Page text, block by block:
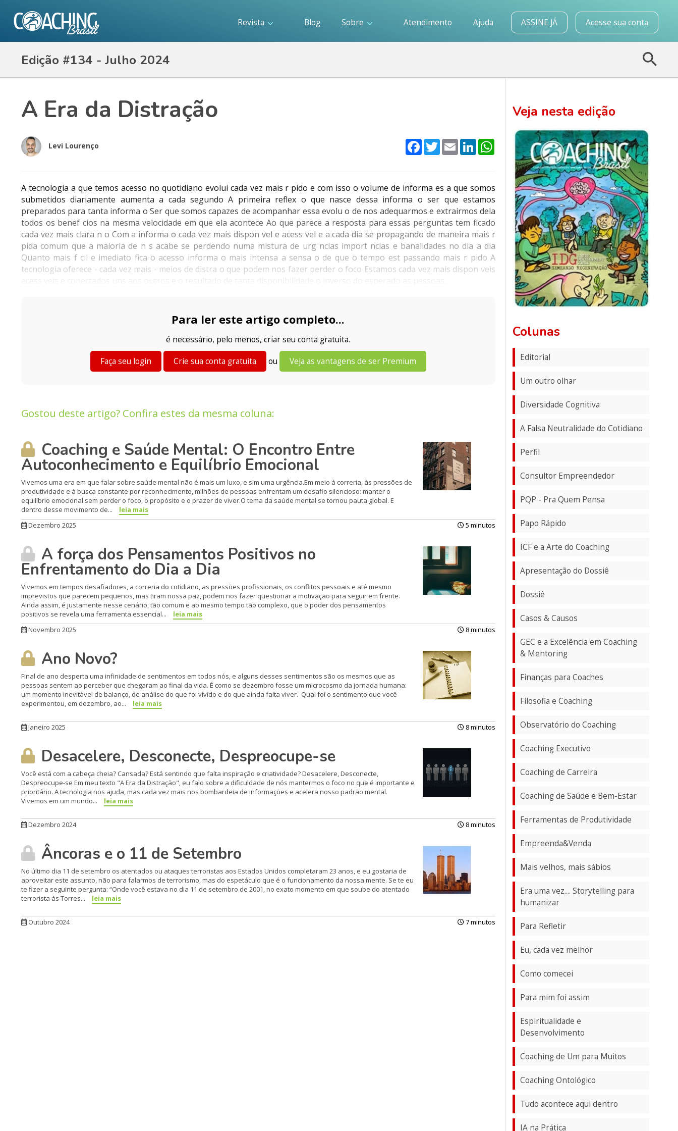
Revista Blog Sobre Atendimento Ajuda ASSINE JÁ Acesse sua conta
Edição #134 - Julho 2024
A Era da Distração
Levi Lourenço Facebook
TwitterEmailLinkedInWhatsApp
A tecnologia a que temos acesso no quotidiano evolui cada vez mais r pido e com isso o volume de informa es a que somos
submetidos diariamente aumenta a cada segundo A primeira reflex o que nasce dessa informa o ser que estamos
preparados para tanta informa o Ser que somos capazes de acompanhar essa evolu o de nos adequarmos e extrairmos dela
todos os benef cios na mesma velocidade em que ela acontece Ao que parece a resposta para essas perguntas tem ficado
cada vez mais clara n o Com a informa o cada vez mais dispon vel e acess vel e a cada dia se propagando de maneira mais r
pida comum que a maioria de n s acabe se perdendo numa mistura de urg ncias import ncias e banalidades no dia a dia
Quanto mais f cil e imediato fica o acesso informa o mais intensa a sensa o de que o tempo est passando mais r pido A
tecnologia oferece - cada vez mais - meios de distra o que podem nos fazer perder o foco Estamos cada vez mais dispon veis
Para ler este artigo completo...
é necessário, pelo menos, criar seu conta gratuita.
Faça seu login Crie sua conta gratuita ou Veja as vantagens de ser Premium
Gostou deste artigo? Confira estes da mesma coluna:
Coaching e Saúde Mental: O Encontro Entre
Autoconhecimento e Equilíbrio Emocional
Vivemos uma era em que falar sobre saúde mental não é mais um luxo, e sim uma urgência.Em meio à correria, às pressões de
produtividade e à busca constante por reconhecimento, milhões de pessoas enfrentam um desafio silencioso: manter o
equilíbrio emocional sem perder o foco, o propósito e o prazer de viver.O tema da saúde mental se tornou pauta global. E
dentro desse movimento de...
leia mais
Dezembro 2025
5 minutos
A força dos Pensamentos Positivos no
Enfrentamento do Dia a Dia
Vivemos em tempos desafiadores, a correria do cotidiano, as pressões profissionais, os conflitos pessoais e até mesmo
imprevistos que parecem pequenos, mas tiram nossa paz, podem nos fazer questionar a motivação para seguir em frente.
Ainda assim, é justamente nesse cenário, tão comum e ao mesmo tempo tão complexo, que o poder dos pensamentos
positivos se revela uma ferramenta essencial...
leia mais
Novembro 2025
8 minutos
Ano Novo?
Final de ano desperta uma infinidade de sentimentos em todos nós, e alguns desses sentimentos são os mesmos que as
pessoas sentem ao perceber que chegaram ao final da vida. É como se dezembro fosse um microcosmo da jornada humana:
um momento inevitável de balanço, de análise do que foi vivido e do que ainda falta viver. Qual foi o sentimento que você
experimentou, em dezembro, ao...
leia mais
Janeiro 2025 8 minutos
Desacelere, Desconecte, Despreocupe-se
Você está com a cabeça cheia? Cansada? Está sentindo que falta inspiração e criatividade? Desacelere, Desconecte,
Despreocupe-se Em meu texto "A Era da Distração", eu falo sobre a dificuldade de nós mantermos o foco no que é importante e
prioritário. A tecnologia nos ajuda, mas cada vez mais nos bombardeia de informações e acelera nosso padrão mental.
Vivemos em um mundo...
leia mais
Dezembro 2024 8 minutos
Âncoras e o 11 de Setembro
No último dia 11 de setembro os atentados ou ataques terroristas aos Estados Unidos completaram 23 anos, e eu gostaria de
aproveitar este assunto, não para falarmos de terrorismo, mas do espetáculo que é o funcionamento da nossa mente. Se te eu
te fizer a seguinte pergunta: “Onde você estava no dia 11 de setembro de 2001, no exato momento em que soube do atentado
terrorista às Torres...
leia mais
Outubro 2024 7 minutos
Veja nesta edição
Colunas
Editorial
Um outro olhar
Diversidade Cognitiva
A Falsa Neutralidade do Cotidiano
Perfil
Consultor Empreendedor
PQP - Pra Quem Pensa
Papo Rápido
ICF e a Arte do Coaching
Apresentação do Dossiê
Dossiê
Casos & Causos
GEC e a Excelência em Coaching
& Mentoring
Finanças para Coaches
Filosofia e Coaching
Observatório do Coaching
Coaching Executivo
Coaching de Carreira
Coaching de Saúde e Bem-Estar
Ferramentas de Produtividade
Empreenda&Venda
Mais velhos, mais sábios
Era uma vez.... Storytelling para
humanizar
Para Refletir
Eu, cada vez melhor
Como comecei
Para mim foi assim
Espiritualidade e
Desenvolvimento
Coaching de Um para Muitos
Coaching Ontológico
Tudo acontece aqui dentro
IA na Prática